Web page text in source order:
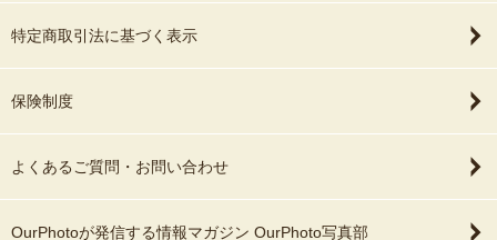
特定商取引法に基づく表示
保険制度
よくあるご質問・お問い合わせ
OurPhotoが発信する情報マガジン OurPhoto写真部